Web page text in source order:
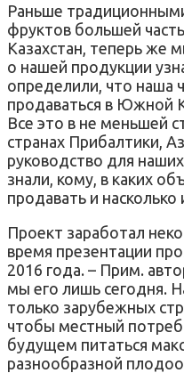
Раньше
фруктов большей
Казахстан, теперь же
о нашей продукции
определили, что
продаваться в Южной
Все это в не меньшей
странах Прибалтики,
руководство для
знали, кому, в каких
продавать и
Проект заработал
время презентации
2016 года. – Прим.
мы его лишь сегодня.
только зарубежных
чтобы местный
будущем питаться
разнообразной